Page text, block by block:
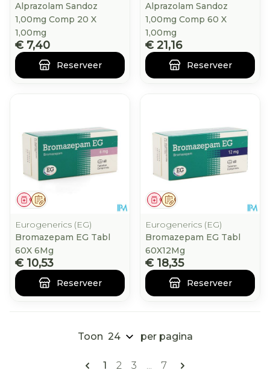
Alprazolam Sandoz
1,00mg Comp 20 X
1,00mg
€ 7,40
Reserveer
Alprazolam Sandoz
1,00mg Comp 60 X
1,00mg
€ 21,16
Reserveer
Op voorschrift
Geneesmiddel
Eurogenerics (EG)
Bromazepam EG Tabl
60X 6Mg
€ 10,53
Reserveer
Op voorschrift
Geneesmiddel
Eurogenerics (EG)
Bromazepam EG Tabl
60X12Mg
€ 18,35
Reserveer
Pagina's
U lees momenteel pagina
1 Pagina
2 Pagina
3 ... Pagina
7
Toon per pagina